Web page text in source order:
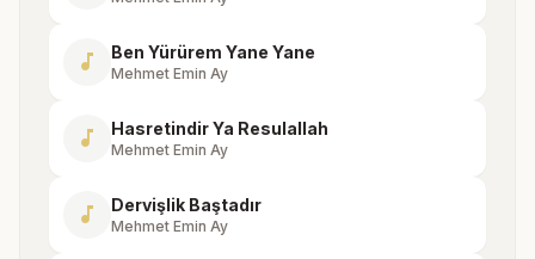
music_note Ben Yürürem Yane Yane
Mehmet Emin Ay
music_note Hasretindir Ya Resulallah
Mehmet Emin Ay
music_note Dervişlik Baştadır
Mehmet Emin Ay